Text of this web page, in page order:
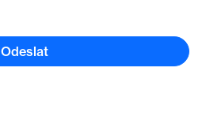
Odeslat